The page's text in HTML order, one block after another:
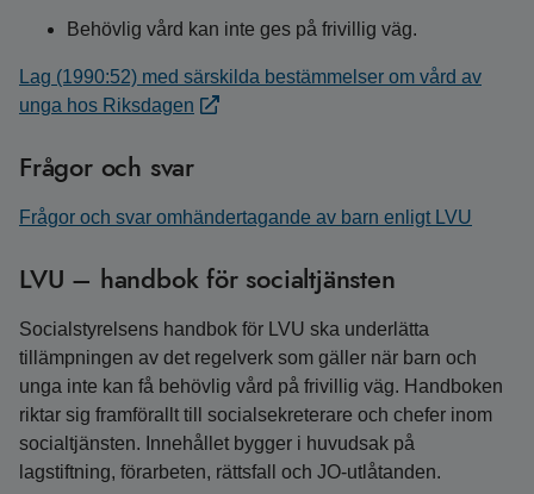
Behövlig vård kan inte ges på frivillig väg.
Lag (1990:52) med särskilda bestämmelser om vård av
unga hos Riksdagen
Frågor och svar
Frågor och svar omhändertagande av barn enligt LVU
LVU – handbok för socialtjänsten
Socialstyrelsens handbok för LVU ska underlätta
tillämpningen av det regelverk som gäller när barn och
unga inte kan få behövlig vård på frivillig väg. Handboken
riktar sig framförallt till socialsekreterare och chefer inom
socialtjänsten. Innehållet bygger i huvudsak på
lagstiftning, förarbeten, rättsfall och JO-utlåtanden.